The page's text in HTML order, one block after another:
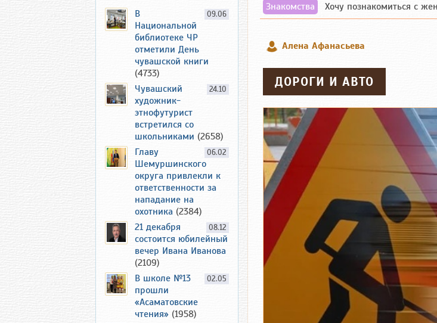
Знакомства Хочу познакомиться с
Алена Афанасьева
ДОРОГИ И АВТО
09.06
В
Национальной
библиотеке ЧР
отметили День
чувашской книги
(4733)
24.10
Чувашский
художник-
этнофутурист
встретился со
школьниками (2658)
06.02
Главу
Шемуршинского
округа привлекли к
ответственности за
нападание на
охотника (2384)
08.12
21 декабря
состоится юбилейный
вечер Ивана Иванова
(2109)
02.05
В школе №13
прошли
«Асаматовские
чтения» (1958)